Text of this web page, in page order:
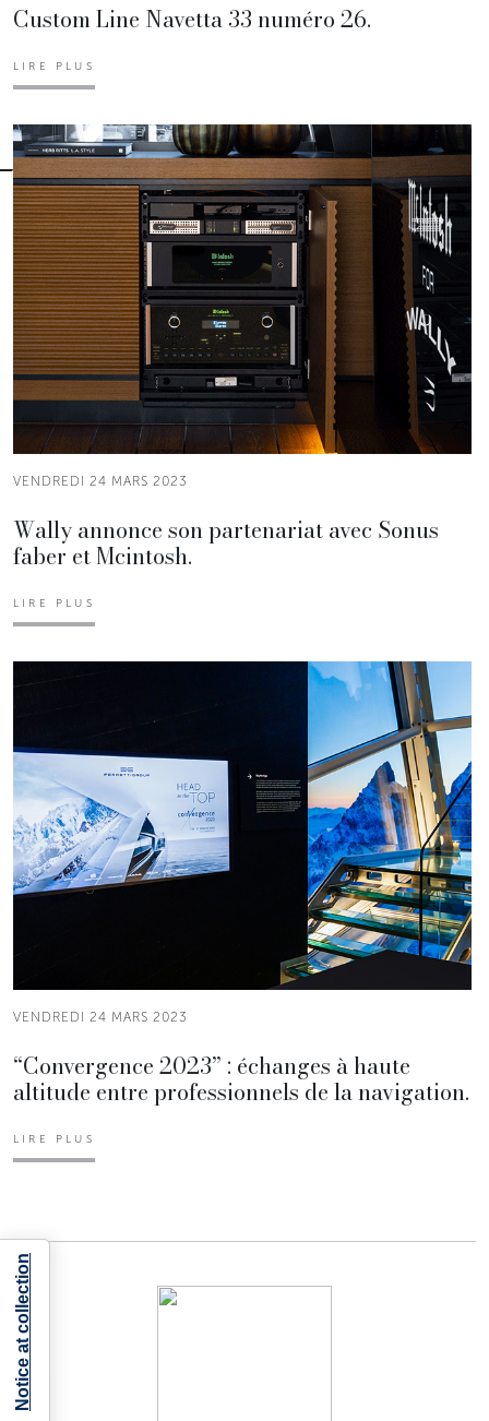
Custom Line Navetta 33 numéro 26.
LIRE PLUS
VENDREDI 24 MARS 2023
Wally annonce son partenariat avec Sonus
faber et Mcintosh.
LIRE PLUS
VENDREDI 24 MARS 2023
“Convergence 2023” : échanges à haute
altitude entre professionnels de la navigation.
LIRE PLUS
Notice at collection